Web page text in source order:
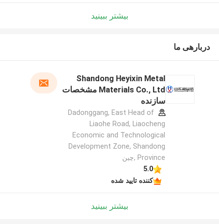
بیشتر ببینید
دربارهی ما
Shandong Heyixin Metal
Materials Co., Ltd مشخصات
سازنده
Dadonggang, East Head of
Liaohe Road, Liaocheng
Economic and Technological
Development Zone, Shandong
Province ,چین
5.0
کننده تایید شده
بیشتر ببینید